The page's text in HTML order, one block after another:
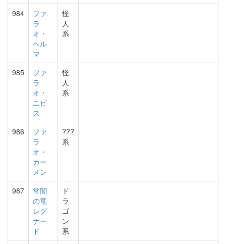
984
ファ
ラ
オ・
ヘル
マ
怪
人
系
985
ファ
ラ
オ・
ニビ
ス
怪
人
系
986
ファ
ラ
オ・
カー
メン
???
系
987
常闇
の竜
レグ
ナー
ド
ド
ラ
ゴ
ン
系